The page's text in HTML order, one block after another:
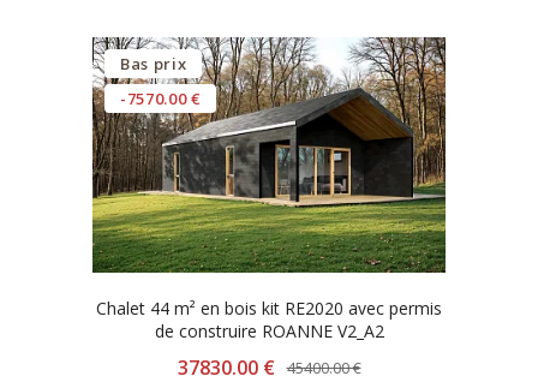
Bas prix
-7570.00 €
Chalet 44 m² en bois kit RE2020 avec permis
de construire ROANNE V2_A2
37830.00 € 45400.00 €